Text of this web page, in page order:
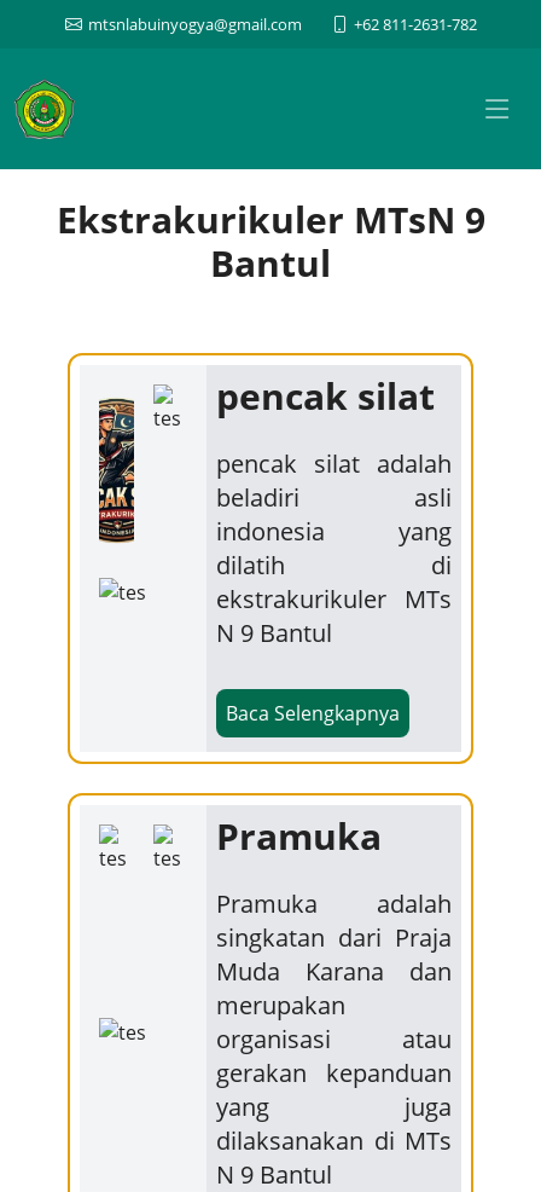
mtsnlabuinyogya@gmail.com +62 811-2631-782
Ekstrakurikuler MTsN 9
Bantul
pencak silat
pencak silat adalah
beladiri asli
indonesia yang
dilatih di
ekstrakurikuler MTs
N 9 Bantul
Baca Selengkapnya
Pramuka
Pramuka adalah
singkatan dari Praja
Muda Karana dan
merupakan
organisasi atau
gerakan kepanduan
yang juga
dilaksanakan di MTs
N 9 Bantul